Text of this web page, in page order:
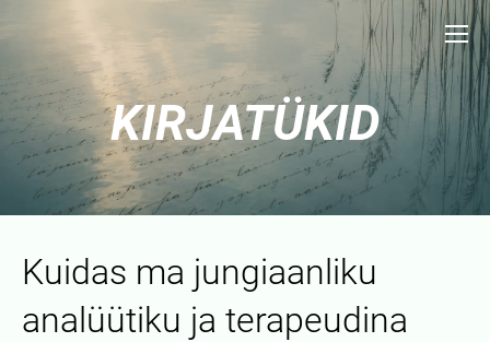
KIRJATÜKID
Kuidas ma jungiaanliku
analüütiku ja terapeudina